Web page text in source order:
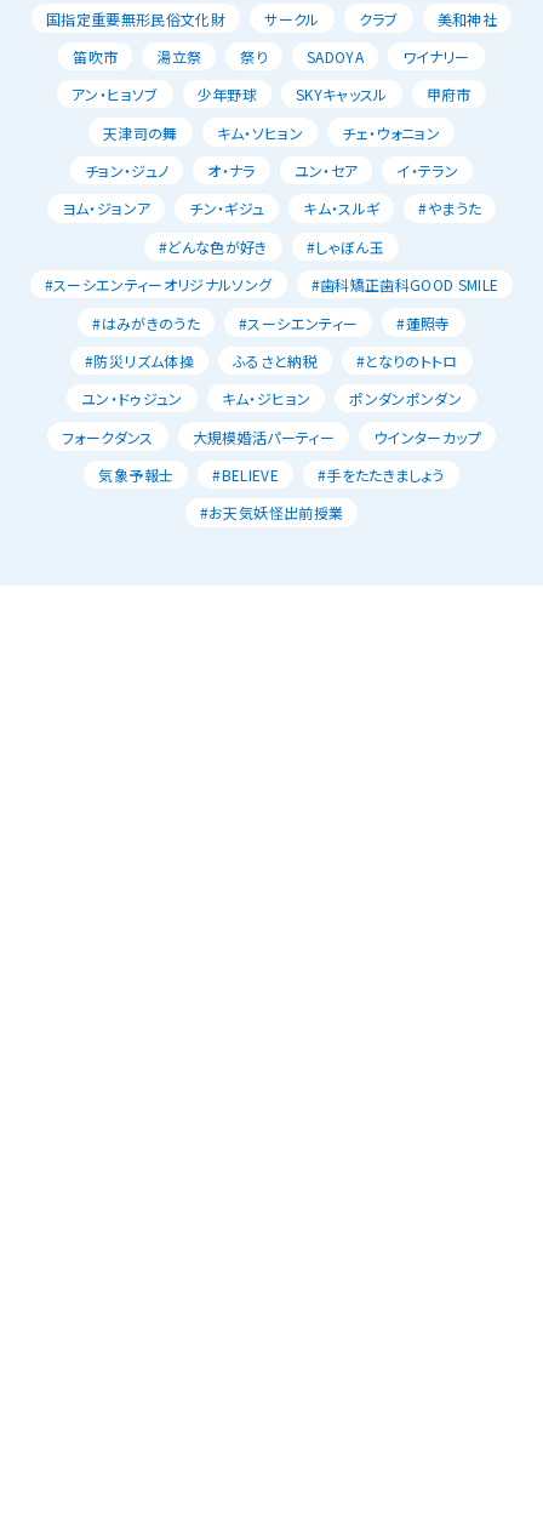
国指定重要無形民俗文化財
サークル クラブ
美和神社
笛吹市
湯立祭 祭り SADOYA
ワイナリー
アン・ヒョソブ
少年野球 SKYキャッスル
甲府市
天津司の舞
キム・ソヒョン
チェ・ウォニョン
チョン・ジュノ
オ・ナラ ユン・セア
イ・テラン
ヨム・ジョンア
チン・ギジュ キム・スルギ
#やまうた
#どんな色が好き
#しゃぼん玉
#スーシエンティーオリジナルソング
#歯科矯正歯科GOOD SMILE
#はみがきのうた
#スーシエンティー
#蓮照寺
#防災リズム体操
ふるさと納税
#となりのトトロ
ユン・ドゥジュン
キム・ジヒョン
ポンダンポンダン
フォークダンス
大規模婚活パーティー
ウインターカップ
気象予報士
#BELIEVE
#手をたたきましょう
#お天気妖怪出前授業